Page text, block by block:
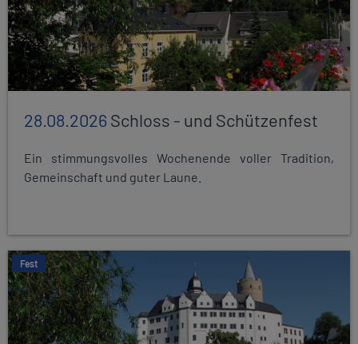
28.08.2026Schloss - und Schützenfest
Ein stimmungsvolles Wochenende voller Tradition,
Gemeinschaft und guter Laune.
Fest